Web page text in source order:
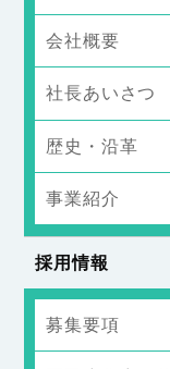
会社概要
社長あいさつ
歴史・沿革
事業紹介
採用情報
募集要項